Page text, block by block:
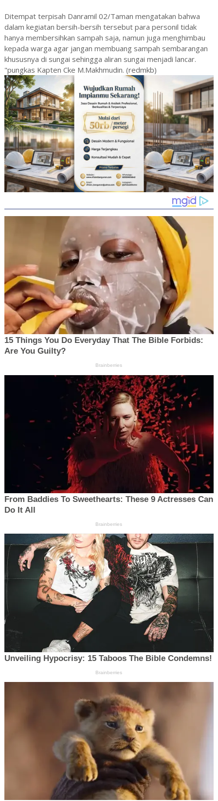
Ditempat terpisah Danramil 02/Taman mengatakan bahwa
dalam kegiatan bersih-bersih tersebut para personil tidak
hanya membersihkan sampah saja, namun juga menghimbau
kepada warga agar jangan membuang sampah sembarangan
khususnya di sungai sehingga aliran sungai menjadi lancar.
"pungkas Kapten Cke M.Makhmudin. (redmkb)